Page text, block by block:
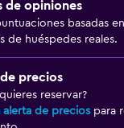
de opiniones
basadas
de huéspedes reales.
precios
reservar?
alerta de precios para